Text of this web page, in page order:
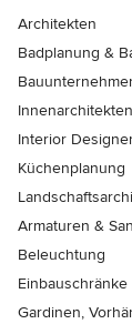
Architekten
Badplanung &
Innenarchitekten
Interior
Küchenplanung
Armaturen &
Beleuchtung
Einbauschränke
Gardinen,